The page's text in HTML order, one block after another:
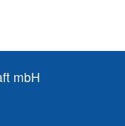
mbH